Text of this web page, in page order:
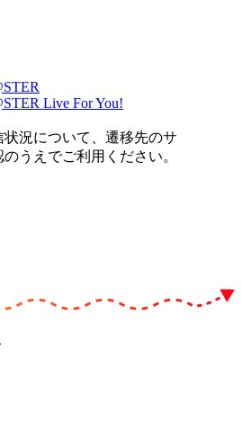
Live For You!
況について、遷移先のサ
うえでご利用ください。